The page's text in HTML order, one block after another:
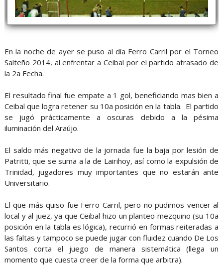
En la noche de ayer se puso al día Ferro Carril por el Torneo
Salteño 2014, al enfrentar a Ceibal por el partido atrasado de
la 2a Fecha.
El resultado final fue empate a 1 gol, beneficiando mas bien a
Ceibal que logra retener su 10a posición en la tabla. El partido
se jugó prácticamente a oscuras debido a la pésima
iluminación del Araújo.
El saldo más negativo de la jornada fue la baja por lesión de
Patritti, que se suma a la de Lairihoy, así como la expulsión de
Trinidad, jugadores muy importantes que no estarán ante
Universitario.
El que más quiso fue Ferro Carril, pero no pudimos vencer al
local y al juez, ya que Ceibal hizo un planteo mezquino (su 10a
posición en la tabla es lógica), recurrió en formas reiteradas a
las faltas y tampoco se puede jugar con fluidez cuando De Los
Santos corta el juego de manera sistemática (llega un
momento que cuesta creer de la forma que arbitra).